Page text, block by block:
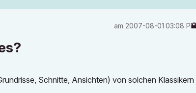
am ‎2007-08-01 03:08 PM
Schnitte, Ansichten) von solchen Klassikern